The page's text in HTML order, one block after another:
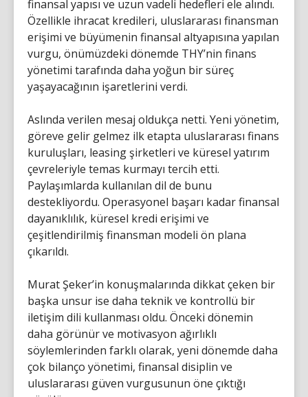
finansal yapısı ve uzun vadeli hedefleri ele alındı.
Özellikle ihracat kredileri, uluslararası finansman
erişimi ve büyümenin finansal altyapısına yapılan
vurgu, önümüzdeki dönemde THY’nin finans
yönetimi tarafında daha yoğun bir süreç
yaşayacağının işaretlerini verdi.
Aslında verilen mesaj oldukça netti. Yeni yönetim,
göreve gelir gelmez ilk etapta uluslararası finans
kuruluşları, leasing şirketleri ve küresel yatırım
çevreleriyle temas kurmayı tercih etti.
Paylaşımlarda kullanılan dil de bunu
destekliyordu. Operasyonel başarı kadar finansal
dayanıklılık, küresel kredi erişimi ve
çeşitlendirilmiş finansman modeli ön plana
çıkarıldı.
Murat Şeker’in konuşmalarında dikkat çeken bir
başka unsur ise daha teknik ve kontrollü bir
iletişim dili kullanması oldu. Önceki dönemin
daha görünür ve motivasyon ağırlıklı
söylemlerinden farklı olarak, yeni dönemde daha
çok bilanço yönetimi, finansal disiplin ve
uluslararası güven vurgusunun öne çıktığı